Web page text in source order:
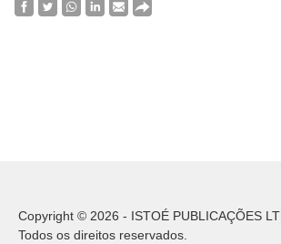
Copyright © 2026 - ISTOÉ PUBLICAÇÕES
Todos os direitos reservados.